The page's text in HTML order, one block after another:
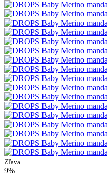
Zľava
9%